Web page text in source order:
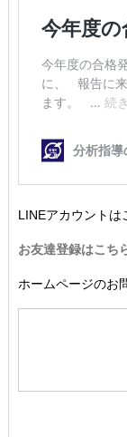
LINEアカウントは
お友達登録はこち
ホームページのお